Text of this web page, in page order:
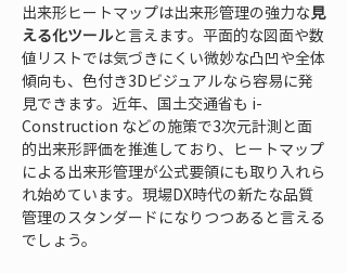
出来形ヒートマップは出来形管理の強力な見
える化ツールと言えます。平面的な図面や数
値リストでは気づきにくい微妙な凸凹や全体
傾向も、色付き3Dビジュアルなら容易に発
見できます。近年、国土交通省も i-
Construction などの施策で3次元計測と面
的出来形評価を推進しており、ヒートマップ
による出来形管理が公式要領にも取り入れら
れ始めています。現場DX時代の新たな品質
管理のスタンダードになりつつあると言える
でしょう。